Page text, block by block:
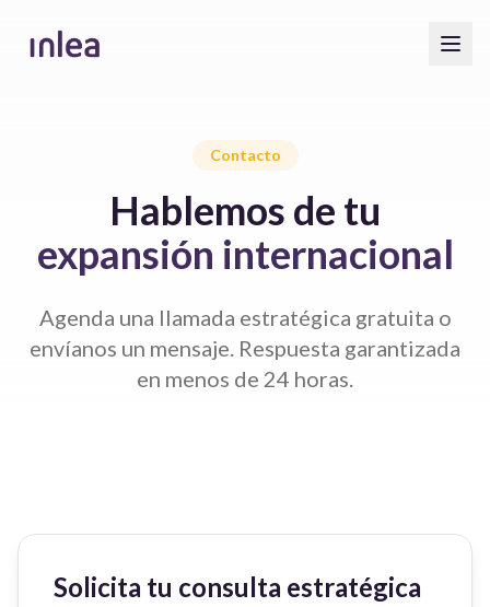
Contacto
Hablemos de tu
expansión internacional
Agenda una llamada estratégica gratuita o
envíanos un mensaje. Respuesta garantizada
en menos de 24 horas.
Solicita tu consulta estratégica